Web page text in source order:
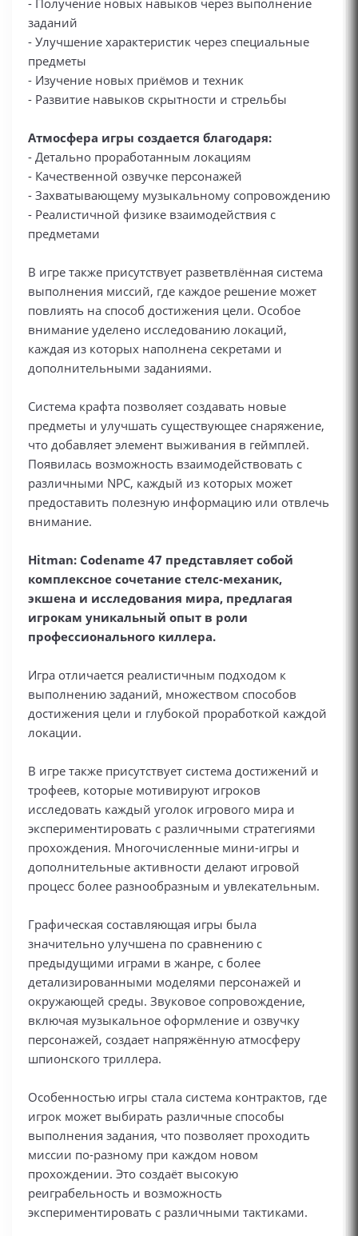
- Получение новых навыков через выполнение
заданий
- Улучшение характеристик через специальные
предметы
- Изучение новых приёмов и техник
- Развитие навыков скрытности и стрельбы
Атмосфера игры создается благодаря:
- Детально проработанным локациям
- Качественной озвучке персонажей
- Захватывающему музыкальному сопровождению
- Реалистичной физике взаимодействия с
предметами
В игре также присутствует разветвлённая система
выполнения миссий, где каждое решение может
повлиять на способ достижения цели. Особое
внимание уделено исследованию локаций,
каждая из которых наполнена секретами и
дополнительными заданиями.
Система крафта позволяет создавать новые
предметы и улучшать существующее снаряжение,
что добавляет элемент выживания в геймплей.
Появилась возможность взаимодействовать с
различными NPC, каждый из которых может
предоставить полезную информацию или отвлечь
внимание.
Hitman: Codename 47 представляет собой
комплексное сочетание стелс-механик,
экшена и исследования мира, предлагая
игрокам уникальный опыт в роли
профессионального киллера.
Игра отличается реалистичным подходом к
выполнению заданий, множеством способов
достижения цели и глубокой проработкой каждой
локации.
В игре также присутствует система достижений и
трофеев, которые мотивируют игроков
исследовать каждый уголок игрового мира и
экспериментировать с различными стратегиями
прохождения. Многочисленные мини-игры и
дополнительные активности делают игровой
процесс более разнообразным и увлекательным.
Графическая составляющая игры была
значительно улучшена по сравнению с
предыдущими играми в жанре, с более
детализированными моделями персонажей и
окружающей среды. Звуковое сопровождение,
включая музыкальное оформление и озвучку
персонажей, создает напряжённую атмосферу
шпионского триллера.
Особенностью игры стала система контрактов, где
игрок может выбирать различные способы
выполнения задания, что позволяет проходить
миссии по-разному при каждом новом
прохождении. Это создаёт высокую
реиграбельность и возможность
экспериментировать с различными тактиками.